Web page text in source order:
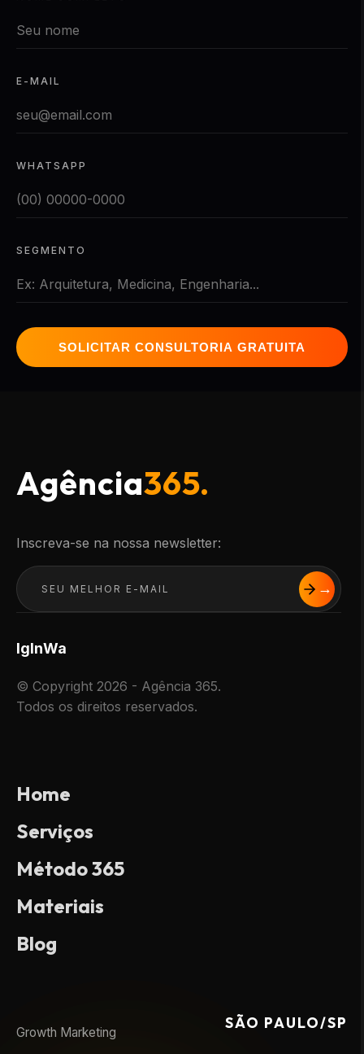
E-MAIL
WHATSAPP
SEGMENTO
SOLICITAR CONSULTORIA GRATUITA
Agência365.
Inscreva-se na nossa newsletter:
IgInWa
© Copyright 2026 - Agência 365.
Todos os direitos reservados.
Home
Serviços
Método 365
Materiais
Blog
Growth Marketing
SÃO PAULO/SP